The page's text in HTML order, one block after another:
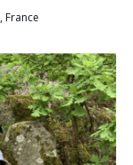
, France